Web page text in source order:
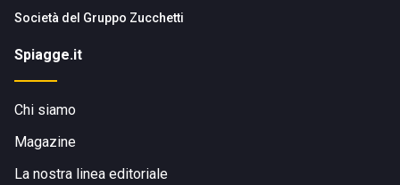
Società del Gruppo Zucchetti
Spiagge.it
Chi siamo
Magazine
La nostra linea editoriale